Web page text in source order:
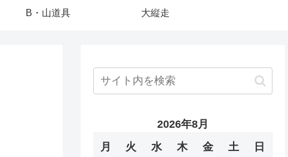
B・山道具 大縦走
2026年8月
月
火 水 木 金 土
日